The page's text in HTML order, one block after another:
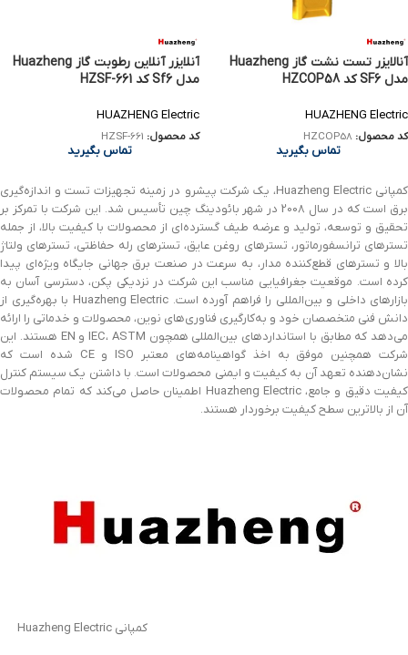
آنالایزر تست نشت گاز Huazheng
مدل SF6 کد HZCOP58
HUAZHENG Electric
کد محصول: HZCOP58
تماس بگیرید
آنلایزر آنلاین رطوبت گاز Huazheng
مدل Sf6 کد HZSF-661
HUAZHENG Electric
کد محصول: HZSF-661
تماس بگیرید
کمپانی Huazheng Electric، یک شرکت پیشرو در زمینه تجهیزات تست و اندازه‌گیری
برق است که در سال 2008 در شهر بائودینگ چین تأسیس شد. این شرکت با تمرکز بر
تحقیق و توسعه، تولید و عرضه طیف گسترده‌ای از محصولات با کیفیت بالا، از جمله
تسترهای ترانسفورماتور، تسترهای روغن عایق، تسترهای رله حفاظتی، تسترهای ولتاژ
بالا و تسترهای قطع‌کننده مدار، به سرعت در صنعت برق جهانی جایگاه ویژه‌ای پیدا
کرده است. موقعیت جغرافیایی مناسب این شرکت در نزدیکی پکن، دسترسی آسان به
بازارهای داخلی و بین‌المللی را فراهم آورده است. Huazheng Electric با بهره‌گیری از
دانش فنی متخصصان خود و به‌کارگیری فناوری‌های نوین، محصولات و خدماتی را ارائه
می‌دهد که مطابق با استانداردهای بین‌المللی همچون IEC، ASTM و EN هستند. این
شرکت همچنین موفق به اخذ گواهینامه‌های معتبر ISO و CE شده است که
نشان‌دهنده تعهد آن به کیفیت و ایمنی محصولات است. با داشتن یک سیستم کنترل
کیفیت دقیق و جامع، Huazheng Electric اطمینان حاصل می‌کند که تمام محصولات
آن از بالاترین سطح کیفیت برخوردار هستند.
کمپانی Huazheng Electric